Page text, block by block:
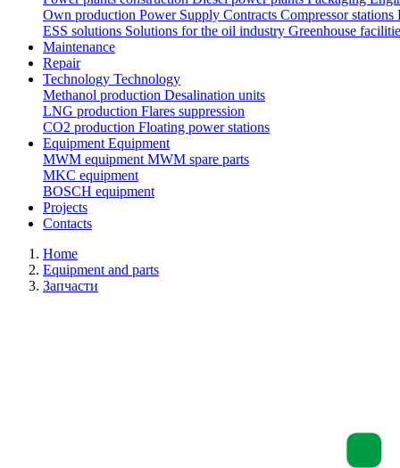
Own production Power Supply Contracts Compressor stations
ESS solutions Solutions for the oil industry Greenhouse
Maintenance
Repair
Technology Technology
Methanol production Desalination units
LNG production Flares suppression
СО2 production Floating power stations
EquipmentEquipment
MWM equipmentMWM spare parts
MKC equipment
BOSCH equipment
Projects
Contacts
Home
Equipment and parts
Запчасти